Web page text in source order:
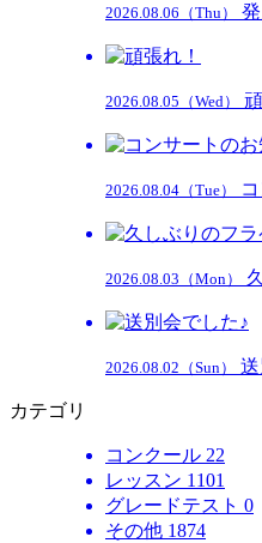
2026.08.06（Thu） 発
2026.08.05（Wed）
2026.08.04（Tue）
2026.08.03（Mon）
2026.08.02（Sun）
カテゴリ
コンクール 22
レッスン 1101
グレードテスト 0
その他 1874